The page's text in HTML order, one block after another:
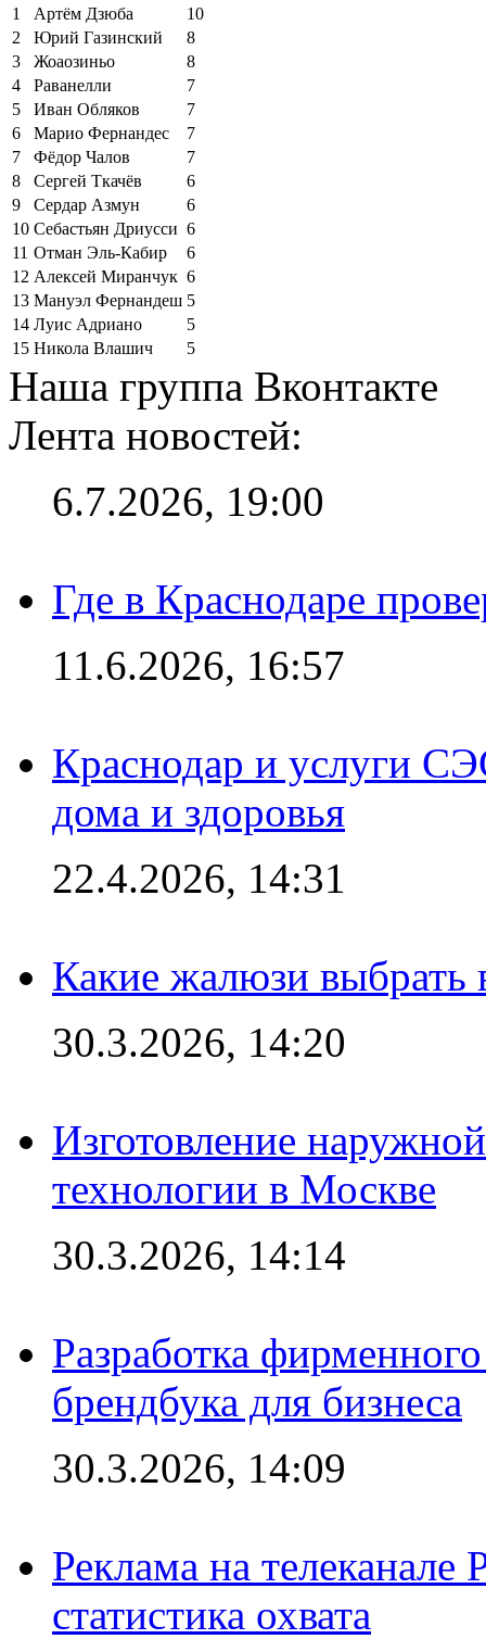
1
Артём Дзюба
10
2
Юрий Газинский
8
3
Жоаозиньо
8
4
Раванелли
7
5
Иван Обляков
7
6
Марио Фернандес
7
7
Фёдор Чалов
7
8
Сергей Ткачёв
6
9
Сердар Азмун
6
10 Себастьян Дриусси 6
11 Отман Эль-Кабир
6
12 Алексей Миранчук 6
13 Мануэл Фернандеш 5
14 Луис Адриано
5
15 Никола Влашич 5
Наша группа Вконтакте
Лента новостей:
6.7.2026, 19:00
Где в Краснодаре
11.6.2026, 16:57
Краснодар и услуги
дома и здоровья
22.4.2026, 14:31
Какие жалюзи выбрать
30.3.2026, 14:20
Изготовление
технологии в Москве
30.3.2026, 14:14
Разработка
брендбука для бизнеса
30.3.2026, 14:09
Реклама на
статистика охвата